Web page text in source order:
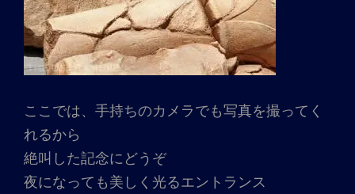
ここでは、手持ちのカメラでも写真を撮ってく
れるから
絶叫した記念にどうぞ
夜になっても美しく光るエントランス